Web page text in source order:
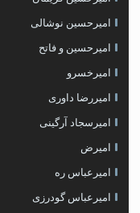
امیرحسین نوشالی
امیرحسین و فاتح
امیرخسرو
امیررضا داوری
امیرسجاد آرگینی
امیرض
امیرعباس ره
امیرعباس گودرزی